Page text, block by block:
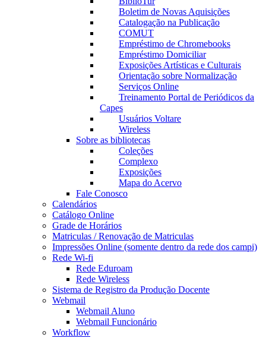
Boletim de Novas Aquisições
Catalogação na Publicação
COMUT
Empréstimo de Chromebooks
Empréstimo Domiciliar
Exposições Artísticas e Culturais
Orientação sobre Normalização
Serviços Online
Treinamento Portal de Periódicos da
Capes
Usuários Voltare
Wireless
Sobre as bibliotecas
Coleções
Complexo
Exposições
Mapa do Acervo
Fale Conosco
Calendários
Catálogo Online
Grade de Horários
Matriculas / Renovação de Matriculas
Impressões Online (somente dentro da rede dos campi)
Rede Wi-fi
Rede Eduroam
Rede Wireless
Sistema de Registro da Produção Docente
Webmail
Webmail Aluno
Webmail Funcionário
Workflow